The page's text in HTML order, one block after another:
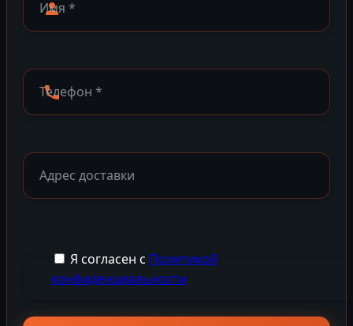
Я согласен с Политикой
конфиденциальности